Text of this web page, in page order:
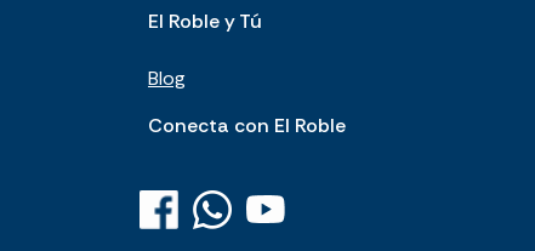
El Roble y Tú
Blog
Conecta con El Roble